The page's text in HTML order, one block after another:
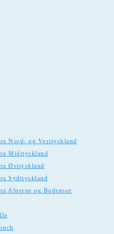
Nord- og Vesttyskland
Midttyskland
Østtyskland
Sydttyskland
Alperne og Bodensee